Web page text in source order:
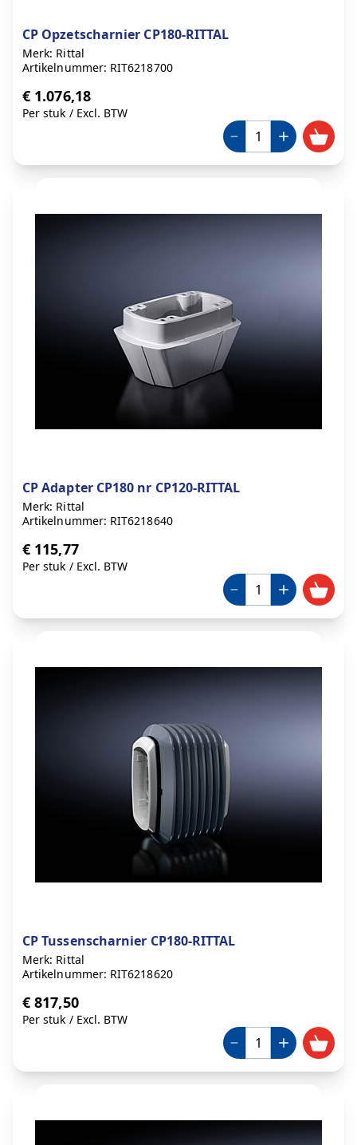
CP Opzetscharnier CP180-RITTAL
Merk: Rittal
Artikelnummer: RIT6218700
€ 1.076,18
Per stuk / Excl. BTW
CP Adapter CP180 nr CP120-RITTAL
Merk: Rittal
Artikelnummer: RIT6218640
€ 115,77
Per stuk / Excl. BTW
CP Tussenscharnier CP180-RITTAL
Merk: Rittal
Artikelnummer: RIT6218620
€ 817,50
Per stuk / Excl. BTW